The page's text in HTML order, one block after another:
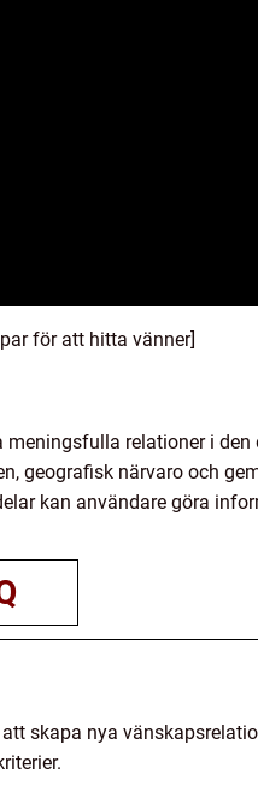
för att hitta vänner]
relationer i
geografisk närvaro och
kan användare göra
skapa nya